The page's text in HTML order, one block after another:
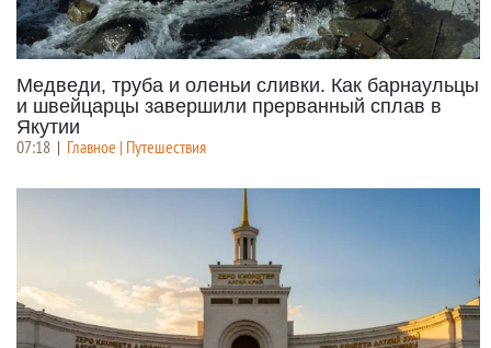
Медведи, труба и оленьи сливки. Как барнаульцы
и швейцарцы завершили прерванный сплав в
Якутии
07:18 | Главное | Путешествия